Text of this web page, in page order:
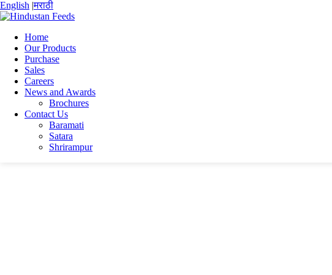
English |मराठी
Home
Our Products
Purchase
Sales
Careers
News and Awards
Brochures
Contact Us
Baramati
Satara
Shrirampur
Home
Ganesh kare
Ganesh
Ganesh